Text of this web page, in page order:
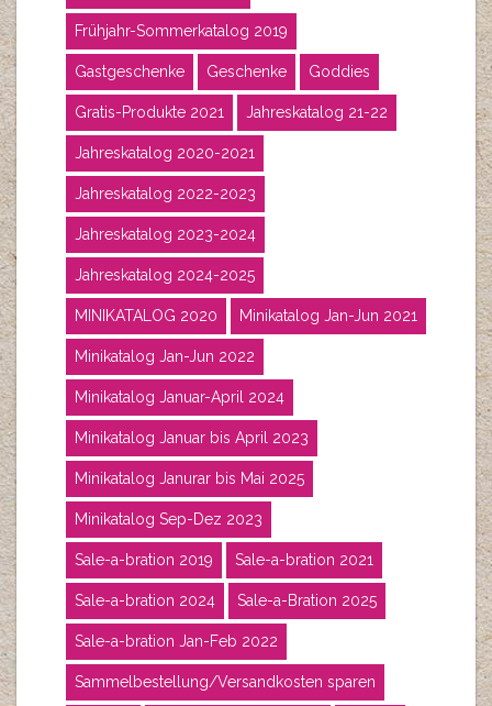
Frühjahr-Sommerkatalog 2019
Gastgeschenke Geschenke Goddies
Gratis-Produkte 2021 Jahreskatalog 21-22
Jahreskatalog 2020-2021
Jahreskatalog 2022-2023
Jahreskatalog 2023-2024
Jahreskatalog 2024-2025
MINIKATALOG 2020 Minikatalog Jan-Jun 2021
Minikatalog Jan-Jun 2022
Minikatalog Januar-April 2024
Minikatalog Januar bis April 2023
Minikatalog Janurar bis Mai 2025
Minikatalog Sep-Dez 2023
Sale-a-bration 2019 Sale-a-bration 2021
Sale-a-bration 2024 Sale-a-Bration 2025
Sale-a-bration Jan-Feb 2022
Sammelbestellung/Versandkosten sparen